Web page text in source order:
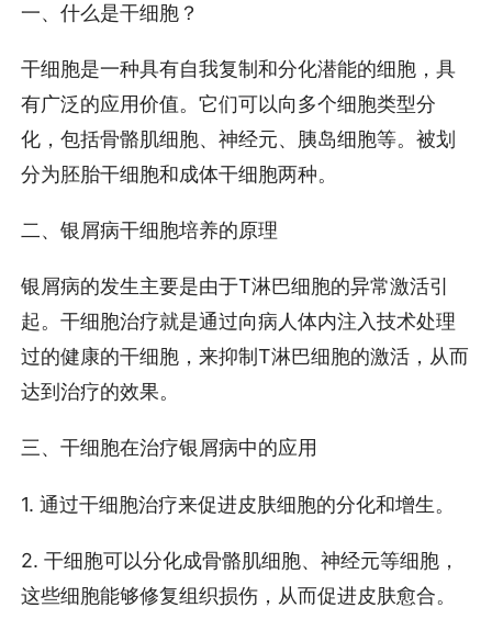
一、什么是干细胞？
干细胞是一种具有自我复制和分化潜能的细胞，具
有广泛的应用价值。它们可以向多个细胞类型分
化，包括骨骼肌细胞、神经元、胰岛细胞等。被划
分为胚胎干细胞和成体干细胞两种。
二、银屑病干细胞培养的原理
银屑病的发生主要是由于T淋巴细胞的异常激活引
起。干细胞治疗就是通过向病人体内注入技术处理
过的健康的干细胞，来抑制T淋巴细胞的激活，从而
达到治疗的效果。
三、干细胞在治疗银屑病中的应用
1. 通过干细胞治疗来促进皮肤细胞的分化和增生。
2. 干细胞可以分化成骨骼肌细胞、神经元等细胞，
这些细胞能够修复组织损伤，从而促进皮肤愈合。